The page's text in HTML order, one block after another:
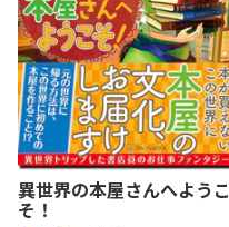
異世界の本屋さんへようこ
そ！